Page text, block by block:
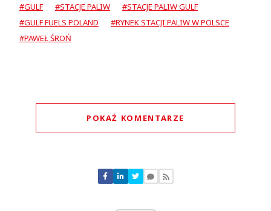
#GULF #STACJE PALIW
#STACJE PALIW GULF
#GULF FUELS POLAND
#RYNEK STACJI PALIW W POLSCE
#PAWEŁ ŚROŃ
POKAŻ KOMENTARZE